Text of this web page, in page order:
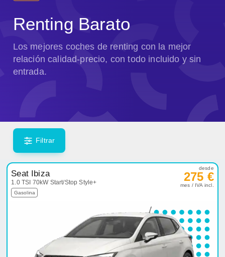
Renting Barato
Los mejores coches de renting con la mejor
relación calidad-precio, con todo incluido y sin
entrada.
Filtrar
Seat Ibiza
1.0 TSI 70kW Start/Stop Style+
Gasolina
desde
275 €
mes / IVA incl.